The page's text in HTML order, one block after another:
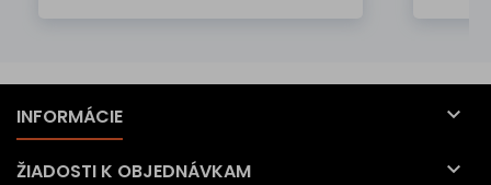
INFORMÁCIE 
ŽIADOSTI K OBJEDNÁVKAM 